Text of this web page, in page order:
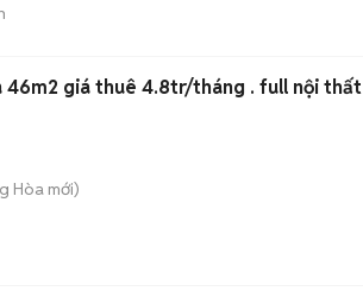
46m2 giá thuê 4.8tr/tháng . full nội thất
Hòa mới)